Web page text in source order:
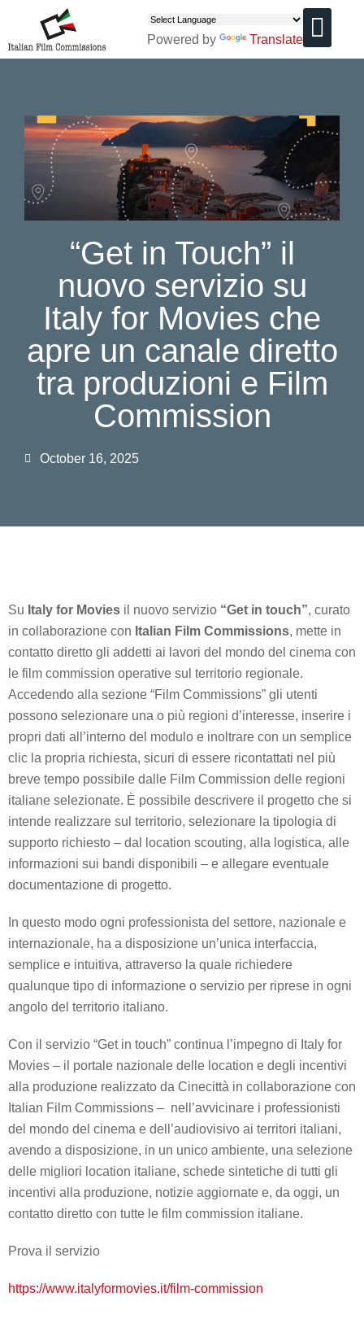
Powered by Translate
“Get in Touch” il
nuovo servizio su
Italy for Movies che
apre un canale diretto
tra produzioni e Film
Commission
October 16, 2025
Su Italy for Movies il nuovo servizio “Get in touch”, curato
in collaborazione con Italian Film Commissions, mette in
contatto diretto gli addetti ai lavori del mondo del cinema con
le film commission operative sul territorio regionale.
Accedendo alla sezione “Film Commissions” gli utenti
possono selezionare una o più regioni d’interesse, inserire i
propri dati all’interno del modulo e inoltrare con un semplice
clic la propria richiesta, sicuri di essere ricontattati nel più
breve tempo possibile dalle Film Commission delle regioni
italiane selezionate. È possibile descrivere il progetto che si
intende realizzare sul territorio, selezionare la tipologia di
supporto richiesto – dal location scouting, alla logistica, alle
informazioni sui bandi disponibili – e allegare eventuale
documentazione di progetto.
In questo modo ogni professionista del settore, nazionale e
internazionale, ha a disposizione un’unica interfaccia,
semplice e intuitiva, attraverso la quale richiedere
qualunque tipo di informazione o servizio per riprese in ogni
angolo del territorio italiano.
Con il servizio “Get in touch” continua l’impegno di Italy for
Movies – il portale nazionale delle location e degli incentivi
alla produzione realizzato da Cinecittà in collaborazione con
Italian Film Commissions – nell’avvicinare i professionisti
del mondo del cinema e dell’audiovisivo ai territori italiani,
avendo a disposizione, in un unico ambiente, una selezione
delle migliori location italiane, schede sintetiche di tutti gli
incentivi alla produzione, notizie aggiornate e, da oggi, un
contatto diretto con tutte le film commission italiane.
Prova il servizio
https://www.italyformovies.it/film-commission